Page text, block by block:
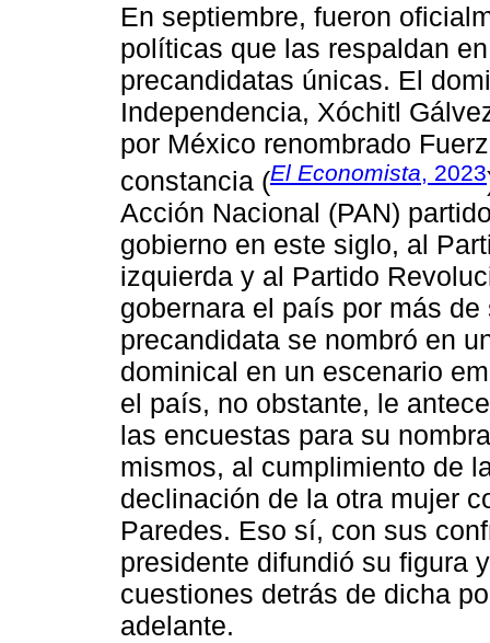
En septiembre, fueron
políticas que las respaldan
precandidatas únicas. El
Independencia, Xóchitl
por México renombrado
constancia (El Economista, 2023
Acción Nacional (PAN)
gobierno en este siglo, al
izquierda y al Partido
gobernara el país por más
precandidata se nombró en
dominical en un escenario
el país, no obstante, le
las encuestas para su
mismos, al cumplimiento de
declinación de la otra mujer
Paredes. Eso sí, con sus
presidente difundió su figura
cuestiones detrás de dicha
adelante.